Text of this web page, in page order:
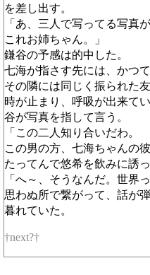
を差し出す。
「あ、三人で写ってる写真
これお姉ちゃん。」
鎌谷の予感は的中した。
七海が指さす先には、かつ
その隣には同じく振られた
時が止まり、呼吸が出来て
谷が写真を指して言う。
「この二人知り合いだわ。
この男の方、七海ちゃんの
たってんで悠希を飲みに誘
「へ～、そうなんだ。世界
思わぬ所で繋がって、話が
暮れていた。
†next?†